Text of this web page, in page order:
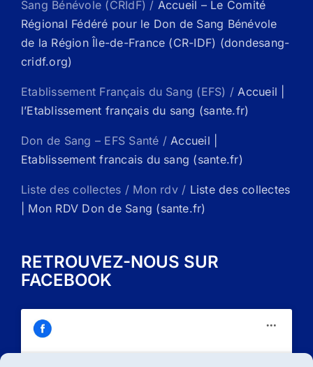
Sang Bénévole (CRIdF) / Accueil – Le Comité
Régional Fédéré pour le Don de Sang Bénévole
de la Région Île-de-France (CR-IDF) (dondesang-
cridf.org)
Etablissement Français du Sang (EFS) /Accueil |
l’Etablissement français du sang (sante.fr)
Don de Sang – EFS Santé /Accueil |
Etablissement francais du sang (sante.fr)
Liste des collectes / Mon rdv / Liste des collectes
| Mon RDV Don de Sang (sante.fr)
RETROUVEZ-NOUS SUR
FACEBOOK